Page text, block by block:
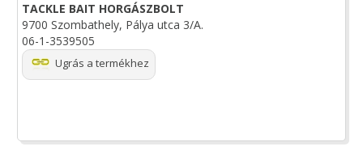
TACKLE BAIT HORGÁSZBOLT
9700 Szombathely, Pálya utca 3/A.
06-1-3539505
Ugrás a termékhez